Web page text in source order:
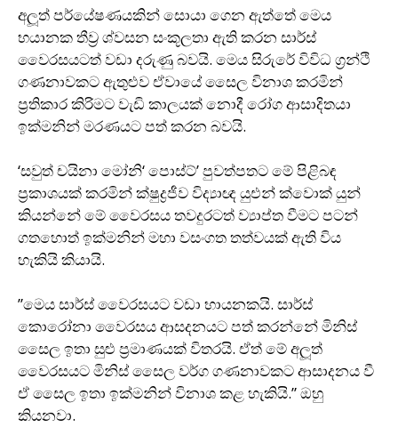
අලූත් පර්යේෂණයකින් සොයා ගෙන ඇත්තේ මෙය
භයානක තීව‍්‍ර ශ්වසන සංකූලතා ඇති කරන සාර්ස්
වෛරසයටත් වඩා දරුණු බවයි. මෙය සිරුරේ විවිධ ග‍්‍රන්ථි
ගණනාවකට ඇතුළුව ඒවායේ සෛල විනාශ කරමින්
ප‍්‍රතිකාර කිරිමට වැඩි කාලයක් නොදී රෝග ආසාදිතයා
ඉක්මනින් මරණයට පත් කරන බවයි.
‘සවුත් චයිනා මෝනි‘ පොස්ට්’ පුවත්පතට මේ පිළිබඳ
ප‍්‍රකාශයක් කරමින් ක්ෂුද්‍රජීව විද්‍යාඥ යුඑන් ක්වොක් යුන්
කියන්නේ මේ වෛරසය තවදුරටත් ව්‍යාප්ත වීමට පටන්
ගතහොත් ඉක්මනින් මහා වසංගත තත්වයක් ඇති විය
හැකියි කියායි.
”මෙය සාර්ස් වෛරසයට වඩා භායනකයි. සාර්ස්
කොරෝනා වෛරසය ආසදනයට පත් කරන්නේ මිනිස්
සෛල ඉතා සුළු ප‍්‍රමාණයක් විතරයි. ඒත් මේ අලූත්
වෛරසයට මිනිස් සෛල වර්ග ගණනාවකට ආසාදනය වී
ඒ සෛල ඉතා ඉක්මනින් විනාශ කළ හැකියි.” ඔහු
කියනවා.